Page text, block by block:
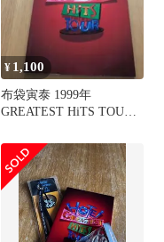
¥ 1,100
布袋寅泰 1999年
GREATEST HiTS TOUR